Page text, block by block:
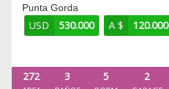
Punta Gorda
USD 530.000 A $ 120.000
272 3 5 2